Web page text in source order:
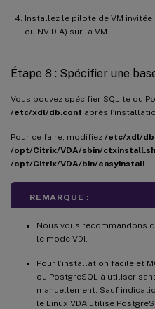
Installez le pilote de VM
ou NVIDIA) sur la VM.
Étape 8 : Spécifier une
Vous pouvez spécifier SQLite ou
/etc/xdl/db.conf après
Pour ce faire, modifiez /etc/xdl/
/opt/Citrix/VDA/sbin/ctxinstall.sh
/opt/Citrix/VDA/bin/easyinstall
REMARQUE :
Nous vous recommandons
le mode VDI.
Pour l’installation facile et
ou PostgreSQL à utiliser
manuellement. Sauf
le Linux VDA utilise